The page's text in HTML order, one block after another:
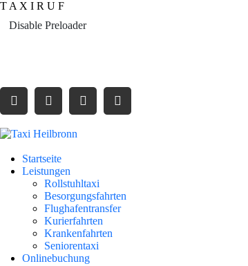
T A X I R U F
Disable Preloader
Startseite
Leistungen
Rollstuhltaxi
Besorgungsfahrten
Flughafentransfer
Kurierfahrten
Krankenfahrten
Seniorentaxi
Onlinebuchung